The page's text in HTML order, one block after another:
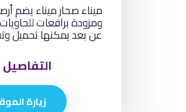
ميناء صحار ميناء يضم
ومزودة برافعات
عن بعد يمكنها تحميل
الحاويات في العالم.
التفاصيل
زيارة